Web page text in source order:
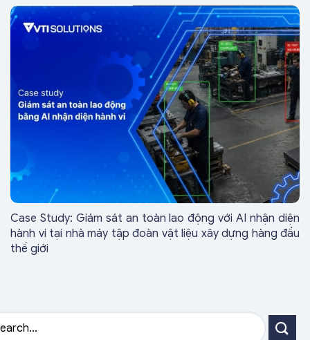
Case Study: Giám sát an toàn lao động với AI nhận diện
hành vi tại nhà máy tập đoàn vật liệu xây dựng hàng đầu
thế giới